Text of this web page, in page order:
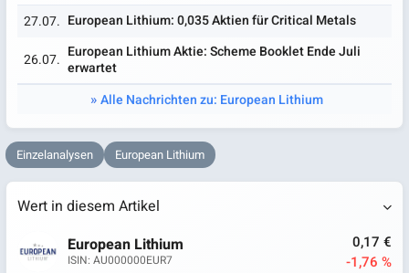
27.07. European Lithium: 0,035 Aktien für Critical Metals
26.07. European Lithium Aktie: Scheme Booklet Ende Juli
erwartet
Alle Nachrichten zu: European Lithium
Einzelanalysen European Lithium
Wert in diesem Artikel
European Lithium
ISIN: AU000000EUR7
0,17 €
-1,76 %